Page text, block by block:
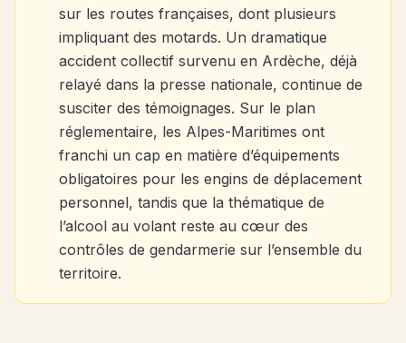
sur les routes françaises, dont plusieurs
impliquant des motards. Un dramatique
accident collectif survenu en Ardèche, déjà
relayé dans la presse nationale, continue de
susciter des témoignages. Sur le plan
réglementaire, les Alpes-Maritimes ont
franchi un cap en matière d’équipements
obligatoires pour les engins de déplacement
personnel, tandis que la thématique de
l’alcool au volant reste au cœur des
contrôles de gendarmerie sur l’ensemble du
territoire.